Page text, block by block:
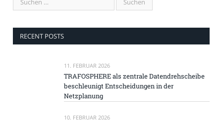
RECENT POSTS
11. FEBRUAR 2026
TRAFOSPHERE als zentrale Datendrehscheibe
beschleunigt Entscheidungen in der
Netzplanung
10. FEBRUAR 2026